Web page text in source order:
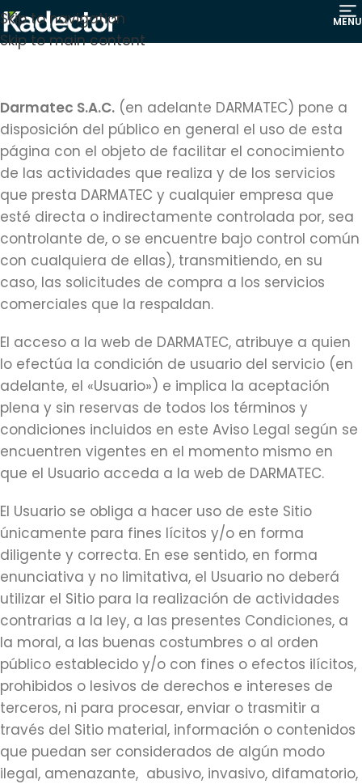
Skip to navigation
Skip to main content
MENU
Darmatec S.A.C. (en adelante DARMATEC) pone a
disposición del público en general el uso de esta
página con el objeto de facilitar el conocimiento
de las actividades que realiza y de los servicios
que presta DARMATEC y cualquier empresa que
esté directa o indirectamente controlada por, sea
controlante de, o se encuentre bajo control común
con cualquiera de ellas), transmitiendo, en su
caso, las solicitudes de compra a los servicios
comerciales que la respaldan.
El acceso a la web de DARMATEC, atribuye a quien
lo efectúa la condición de usuario del servicio (en
adelante, el «Usuario») e implica la aceptación
plena y sin reservas de todos los términos y
condiciones incluidos en este Aviso Legal según se
encuentren vigentes en el momento mismo en
que el Usuario acceda a la web de DARMATEC.
El Usuario se obliga a hacer uso de este Sitio
únicamente para fines lícitos y/o en forma
diligente y correcta. En ese sentido, en forma
enunciativa y no limitativa, el Usuario no deberá
utilizar el Sitio para la realización de actividades
contrarias a la ley, a las presentes Condiciones, a
la moral, a las buenas costumbres o al orden
público establecido y/o con fines o efectos ilícitos,
prohibidos o lesivos de derechos e intereses de
terceros, ni para procesar, enviar o trasmitir a
través del Sitio material, información o contenidos
que puedan ser considerados de algún modo
ilegal, amenazante, abusivo, invasivo, difamatorio,